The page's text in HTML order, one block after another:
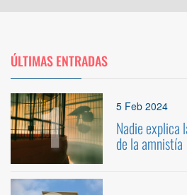
ÚLTIMAS ENTRADAS
1 5 Feb 2024
Nadie explica
de la amnistía